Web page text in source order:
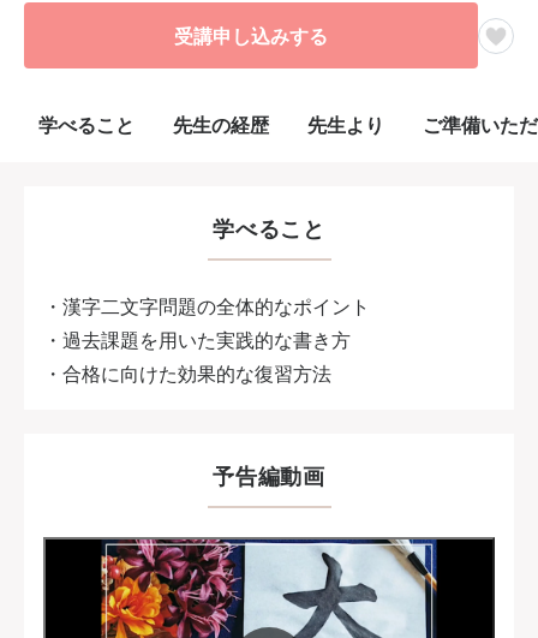
受講申し込みする
学べること 先生の経歴 先生より ご準備いた
学べること
・漢字二文字問題の全体的なポイント
・過去課題を用いた実践的な書き方
・合格に向けた効果的な復習方法
予告編動画